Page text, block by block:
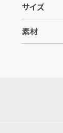
サイズ
素材